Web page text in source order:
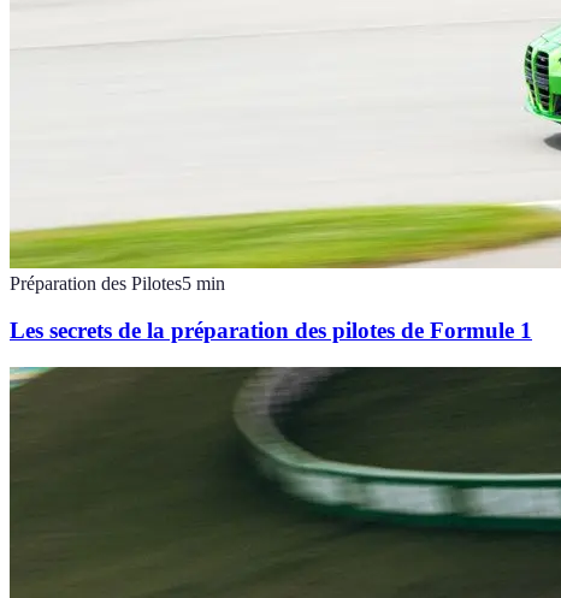
Préparation des Pilotes5 min
Les secrets de la préparation des pilotes de Formule 1